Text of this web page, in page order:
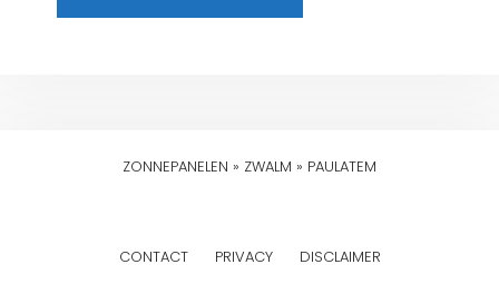
ZONNEPANELEN » ZWALM » PAULATEM
CONTACT PRIVACY DISCLAIMER